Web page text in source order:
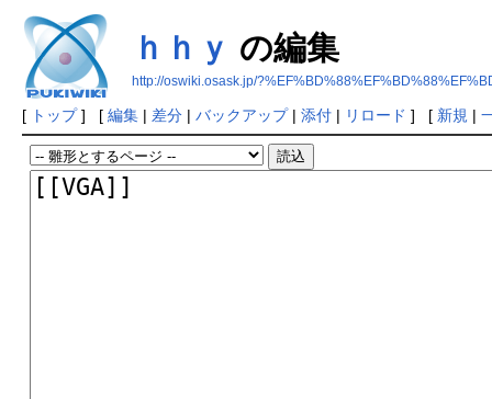
ｈｈｙ の編集
http://oswiki.osask.jp/
[ トップ] [ 編集| 差分| バックアップ| 添付| リロード ] [ 新規 |